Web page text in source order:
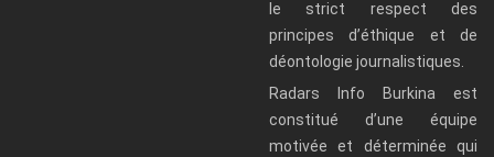
le strict respect des
principes d’éthique et de
déontologie journalistiques.
Radars Info Burkina est
constitué d’une équipe
motivée et déterminée qui